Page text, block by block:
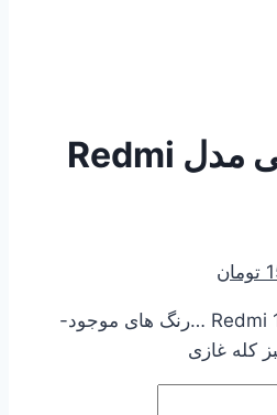
قاب عروسکی مدل Redmi
180000 تومان
تومان
159000 تومان
است.
عروسکی مدل Redmi 12C …رنگ های موجود-
کله غازی